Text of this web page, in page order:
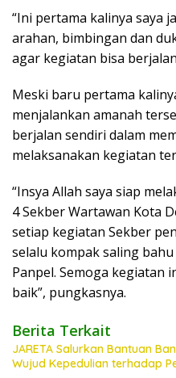
“Ini pertama kalinya saya
arahan, bimbingan dan
agar kegiatan bisa
Meski baru pertama
menjalankan amanah
berjalan sendiri dalam
melaksanakan kegiatan
“Insya Allah saya siap
4 Sekber Wartawan Kota
setiap kegiatan Sekber
selalu kompak saling
Panpel. Semoga kegiatan
baik”, pungkasnya.
Berita Terkait
JARETA Salurkan Bantuan
Wujud Kepedulian terhadap